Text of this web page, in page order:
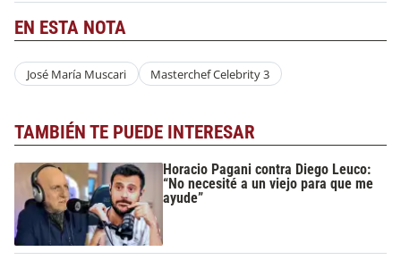
EN ESTA NOTA
José María Muscari Masterchef Celebrity 3
TAMBIÉN TE PUEDE INTERESAR
Horacio Pagani contra Diego Leuco:
“No necesité a un viejo para que me
ayude”